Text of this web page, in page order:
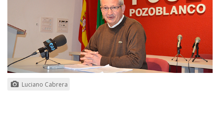
Luciano Cabrera